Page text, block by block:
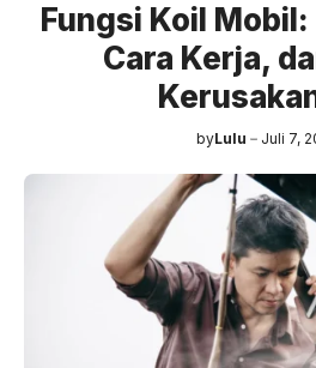
Fungsi Koil
Cara Kerja,
byLulu Juli 7,